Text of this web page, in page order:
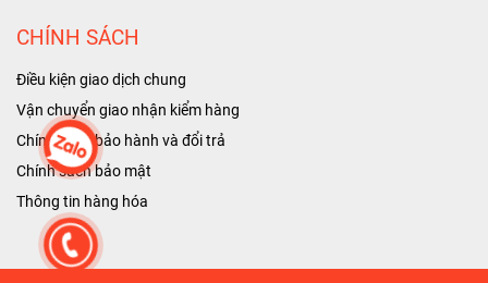
CHÍNH SÁCH
Điều kiện giao dịch chung
Vận chuyển giao nhận kiểm hàng
Chính sách bảo hành và đổi trả
Chính sách bảo mật
Thông tin hàng hóa